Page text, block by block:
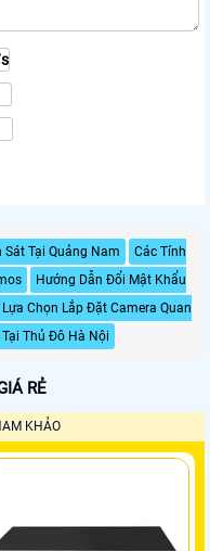
Tại Quảng Nam
Các Tính
Hướng Dẫn Đổi Mật Khẩu
Chọn Lắp Đặt Camera Quan
Thủ Đô Hà Nội
RẺ
KHẢO